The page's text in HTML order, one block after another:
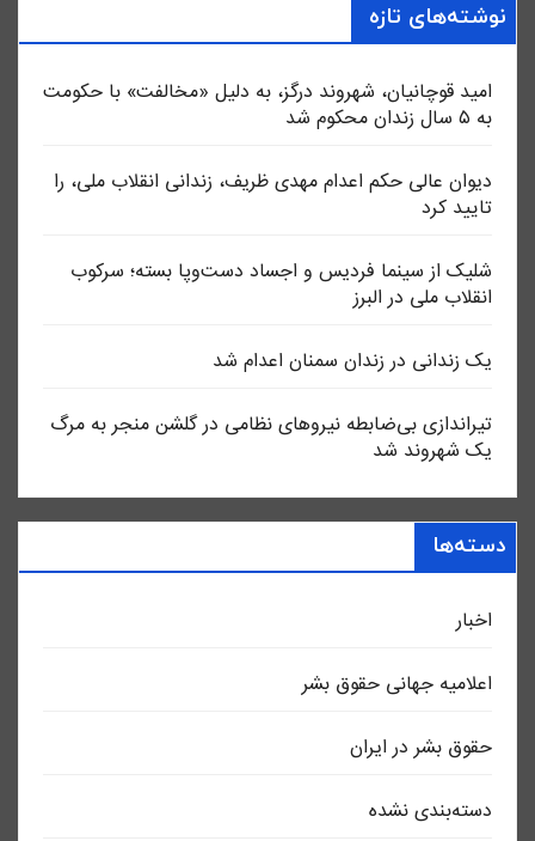
نوشته‌های تازه
امید قوچانیان، شهروند درگز، به دلیل «مخالفت» با حکومت
به ۵ سال زندان محکوم شد
دیوان عالی حکم اعدام مهدی ظریف، زندانی انقلاب ملی، را
تایید کرد
شلیک از سینما فردیس و اجساد دست‌وپا بسته؛ سرکوب
انقلاب ملی در البرز
یک زندانی در زندان سمنان اعدام شد
تیراندازی بی‌ضابطه نیروهای نظامی در گلشن منجر به مرگ
یک شهروند شد
دسته‌ها
اخبار
اعلاميه جهانی حقوق بشر
حقوق بشر در ایران
دسته‌بندی نشده